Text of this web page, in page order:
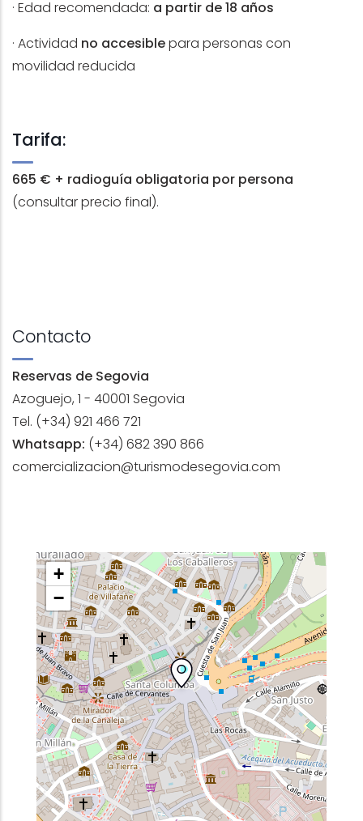
· Edad recomendada: a partir de 18 años
· Actividad no accesiblepara personas con
movilidad reducida
Tarifa:
665 € + radioguía obligatoria por persona
(consultar precio final).
Contacto
Reservas de Segovia
Azoguejo, 1 - 40001 Segovia
Tel. (+34) 921 466 721
Whatsapp: (+34) 682 390 866
comercializacion@turismodesegovia.com
+
−